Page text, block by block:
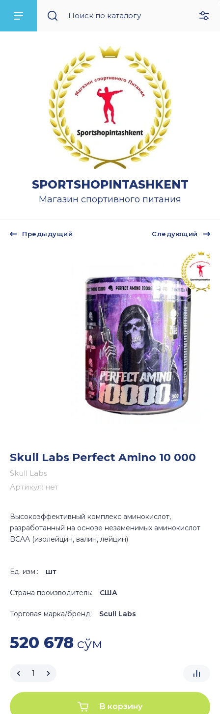
SPORTSHOPINTASHKENT
Магазин спортивного питания
Предыдущий Следующий
Skull Labs Perfect Amino 10 000
Skull Labs
Артикул: нет
Высокоэффективный комплекс аминокислот,
разработанный на основе незаменимых аминокислот
BCAA (изолейцин, валин, лейцин)
Ед. изм.: шт
Страна производитель: США
Торговая марка/бренд: Scull Labs
520 678 сўм
В корзину